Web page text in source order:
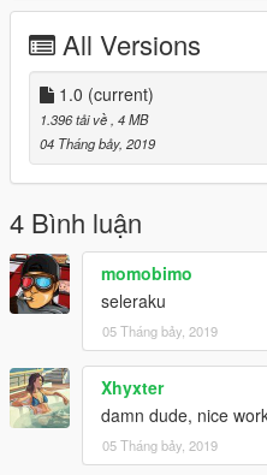
All Versions
1.0 (current)
1.396 tải về , 4 MB
04 Tháng bảy, 2019
4 Bình luận
momobimo
seleraku
05 Tháng bảy, 2019
Xhyxter
damn dude, nice
05 Tháng bảy, 2019